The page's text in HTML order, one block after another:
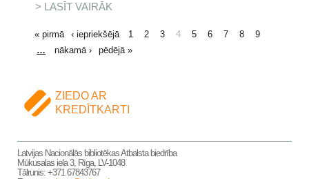
LASĪT VAIRĀK
LAPAS
« pirmā ‹ iepriekšējā 1 2 3 4 5 6 7 8
9
…
nākamā › pēdējā »
ZIEDO AR
KREDĪTKARTI
Latvijas Nacionālās bibliotēkas Atbalsta biedrība
Mūkusalas iela 3, Rīga, LV-1048
Tālrunis: +371 67843767